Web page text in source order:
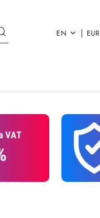
EN | EUR